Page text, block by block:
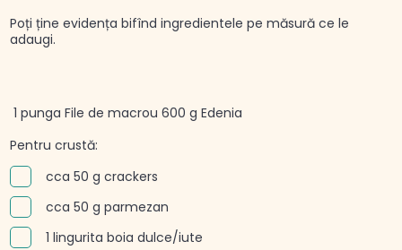
Poți ține evidența bifînd ingredientele pe măsură ce le
adaugi.
1 punga File de macrou 600 g Edenia
Pentru crustă:
cca 50 g crackers
cca 50 g parmezan
1 lingurita boia dulce/iute